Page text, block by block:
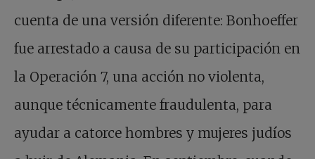
cuenta de una versión diferente: Bonhoeffer
fue arrestado a causa de su participación en
la Operación 7, una acción no violenta,
aunque técnicamente fraudulenta, para
ayudar a catorce hombres y mujeres judíos